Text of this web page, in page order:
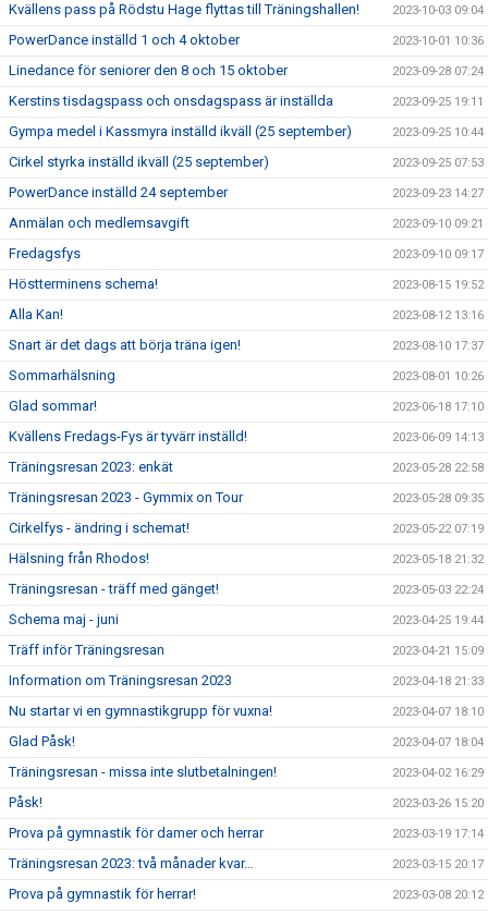
Kvällens pass på Rödstu Hage flyttas till Träningshallen! 2023-10-03 09:04
PowerDance inställd 1 och 4 oktober 2023-10-01 10:36
Linedance för seniorer den 8 och 15 oktober 2023-09-28 07:24
Kerstins tisdagspass och onsdagspass är inställda 2023-09-25 19:11
Gympa medel i Kassmyra inställd ikväll (25 september) 2023-09-25 10:44
Cirkel styrka inställd ikväll (25 september) 2023-09-25 07:53
PowerDance inställd 24 september 2023-09-23 14:27
Anmälan och medlemsavgift 2023-09-10 09:21
Fredagsfys 2023-09-10 09:17
Höstterminens schema! 2023-08-15 19:52
Alla Kan! 2023-08-12 13:16
Snart är det dags att börja träna igen! 2023-08-10 17:37
Sommarhälsning 2023-08-01 10:26
Glad sommar! 2023-06-18 17:10
Kvällens Fredags-Fys är tyvärr inställd! 2023-06-09 14:13
Träningsresan 2023: enkät 2023-05-28 22:58
Träningsresan 2023 - Gymmix on Tour 2023-05-28 09:35
Cirkelfys - ändring i schemat! 2023-05-22 07:19
Hälsning från Rhodos! 2023-05-18 21:32
Träningsresan - träff med gänget! 2023-05-03 22:24
Schema maj - juni 2023-04-25 19:44
Träff inför Träningsresan 2023-04-21 15:09
Information om Träningsresan 2023 2023-04-18 21:33
Nu startar vi en gymnastikgrupp för vuxna! 2023-04-07 18:10
Glad Påsk! 2023-04-07 18:04
Träningsresan - missa inte slutbetalningen! 2023-04-02 16:29
Påsk! 2023-03-26 15:20
Prova på gymnastik för damer och herrar 2023-03-19 17:14
Träningsresan 2023: två månader kvar… 2023-03-15 20:17
Prova på gymnastik för herrar! 2023-03-08 20:12